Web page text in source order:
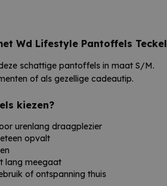
Laat je voeten verwennen en
Wd Lifestyle Pantoffels Teckel
schattige pantoffels in maat S/M.
of als gezellige cadeautip.
kiezen?
urenlang draagplezier
opvalt
lang meegaat
of ontspanning thuis